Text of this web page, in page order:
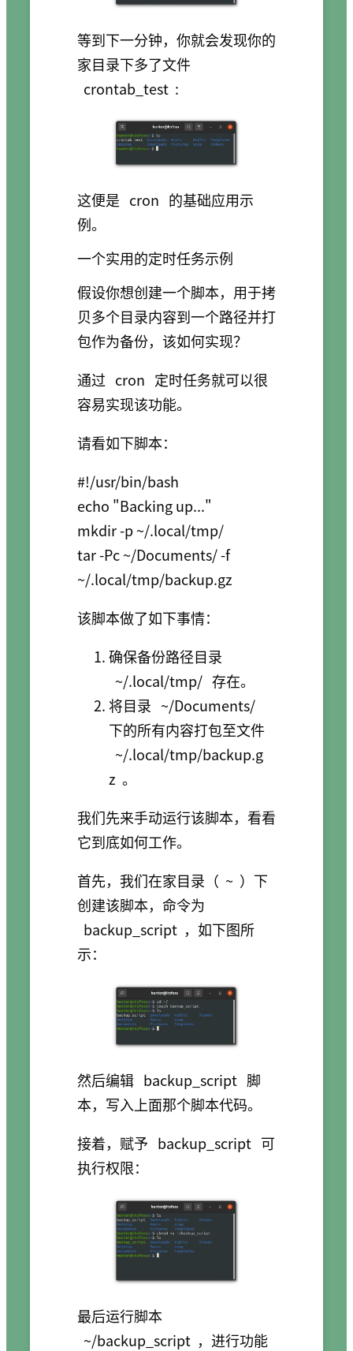
等到下一分钟，你就会发现你的
家目录下多了文件
crontab_test :
这便是 cron 的基础应用示
例。
一个实用的定时任务示例
假设你想创建一个脚本，用于拷
贝多个目录内容到一个路径并打
包作为备份，该如何实现？
通过 cron 定时任务就可以很
容易实现该功能。
请看如下脚本：
#!/usr/bin/bash
echo "Backing up..."
mkdir -p ~/.local/tmp/
tar -Pc ~/Documents/ -f
该脚本做了如下事情：
确保备份路径目录
~/.local/tmp/ 存在。
将目录 ~/Documents/
下的所有内容打包至文件
~/.local/tmp/backup.g
z 。
我们先来手动运行该脚本，看看
它到底如何工作。
首先，我们在家目录（ ~ ）下
创建该脚本，命令为
backup_script ，如下图所
示：
然后编辑 backup_script 脚
本，写入上面那个脚本代码。
接着，赋予 backup_script 可
执行权限：
最后运行脚本
~/backup_script ，进行功能